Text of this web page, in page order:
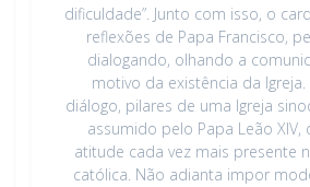
dificuldade”. Junto com isso, o
reflexões de Papa Francisco,
dialogando, olhando a
motivo da existência da
diálogo, pilares de uma Igreja
assumido pelo Papa Leão XIV,
atitude cada vez mais presente
católica. Não adianta impor